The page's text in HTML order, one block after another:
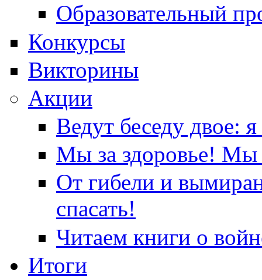
Образовательный
Конкурсы
Викторины
Акции
Ведут беседу двое:
Мы за здоровье! Мы
От гибели и
спасать!
Читаем книги о
Итоги